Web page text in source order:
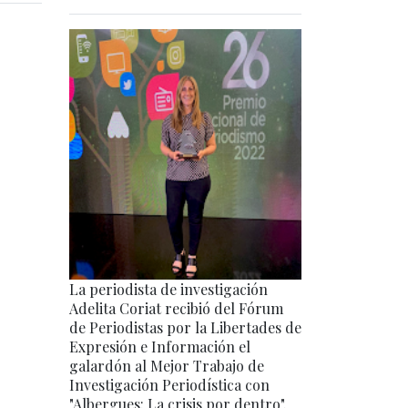
La periodista de investigación
Adelita Coriat recibió del Fórum
de Periodistas por la Libertades de
Expresión e Información el
galardón al Mejor Trabajo de
Investigación Periodística con
"Albergues: La crisis por dentro".